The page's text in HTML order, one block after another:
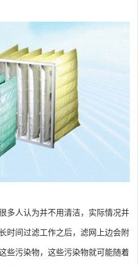
多人认为并不用清洁，实际情况并
时间过滤工作之后，滤网上边会附
些污染物，这些污染物就可能随着